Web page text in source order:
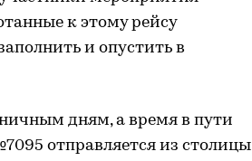
к этому рейсу
и опустить в
дням, а время в пути
отправляется из столицы